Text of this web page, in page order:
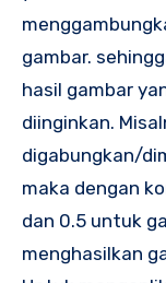
gambar.
hasil gambar
diinginkan.
digabungkan/
maka dengan
dan 0.5 untuk
menghasilkan